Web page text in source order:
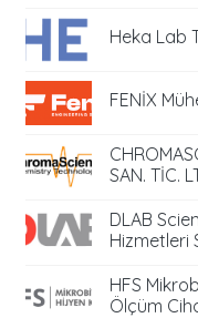
Heka Lab
FENİX
SAN. TİC.
DLAB
Hizmetleri
HFS
Ölçüm